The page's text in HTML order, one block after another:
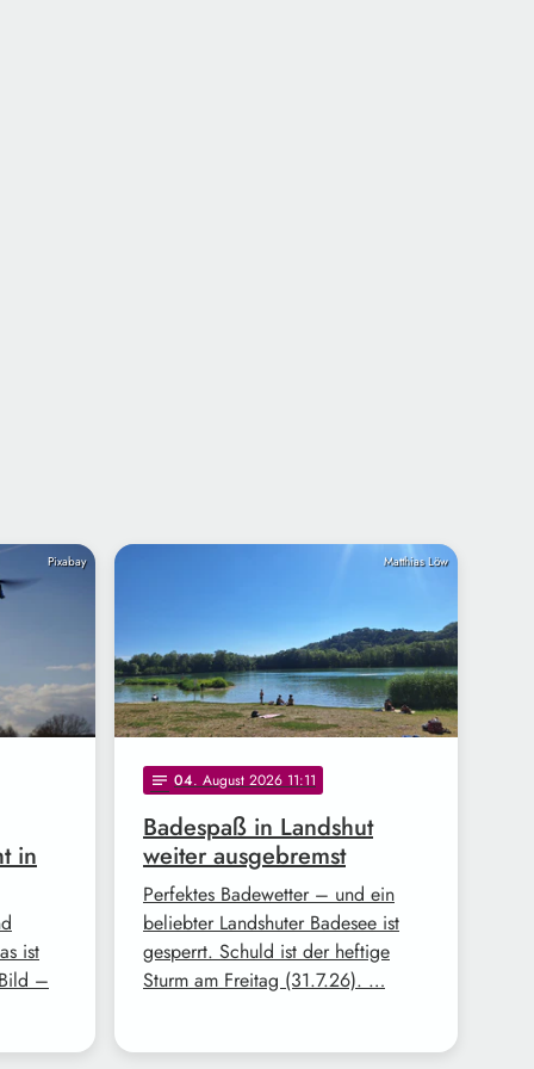
Pixabay
in
ist
–
Matthias Löw
notes 04. August 2026 11:11
Badespaß in Landshut
weiter ausgebremst
Perfektes Badewetter – und ein
beliebter Landshuter Badesee ist
gesperrt. Schuld ist der heftige
Sturm am Freitag (31.7.26). …